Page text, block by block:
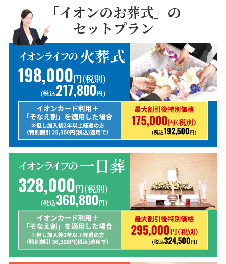
「イオンのお葬式」の
セットプラン
イオンライフの 火葬式
198,000円(税別)
(税込217,800円)
イオンライフの 一日葬
328,000円(税別)
(税込360,800円)